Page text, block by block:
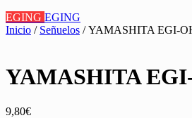
EGING EGING
Inicio / Señuelos / YAMASHITA EGI-
YAMASHITA
9,80€